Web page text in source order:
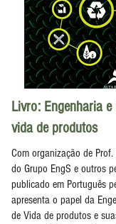
Livro: Engenharia
vida de produtos
Com organização de
do Grupo EngS e outros
publicado em Português
apresenta o papel da
de Vida de produtos e